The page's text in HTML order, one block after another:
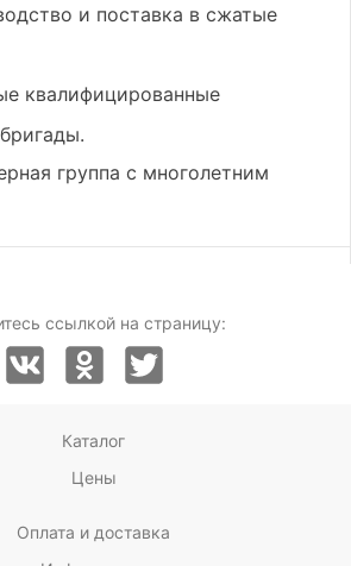
и поставка в сжатые
квалифицированные
группа с многолетним
ссылкой на страницу:
Каталог
Цены
Оплата и доставка